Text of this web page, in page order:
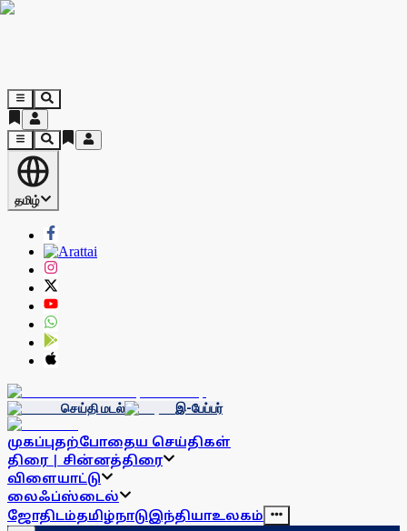
தமிழ்
செய்தி மடல் இ-பேப்பர்
முகப்புதற்போதைய செய்திகள்
திரை | சின்னத்திரை
விளையாட்டு
லைஃப்ஸ்டைல்
ஜோதிடம்தமிழ்நாடுஇந்தியாஉலகம்